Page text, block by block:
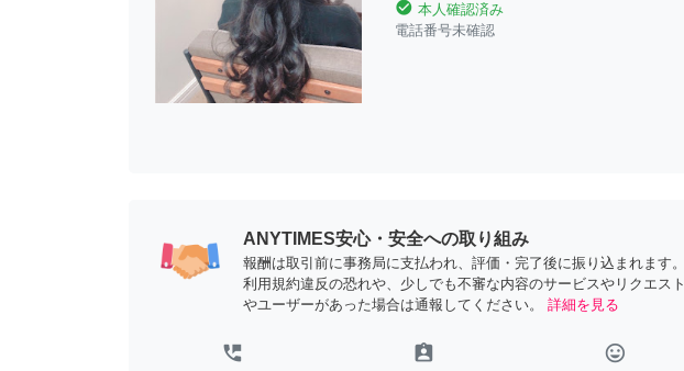
check_circle 本人確認済み
電話番号未確認
ANYTIMES安心・安全への取り組み
報酬は取引前に事務局に支払われ、評価・完了後に振り込まれます。
利用規約違反の恐れや、少しでも不審な内容のサービスやリクエスト
やユーザーがあった場合は通報してください。
詳細を見る
perm_phone_msg assignment_ind tag_faces